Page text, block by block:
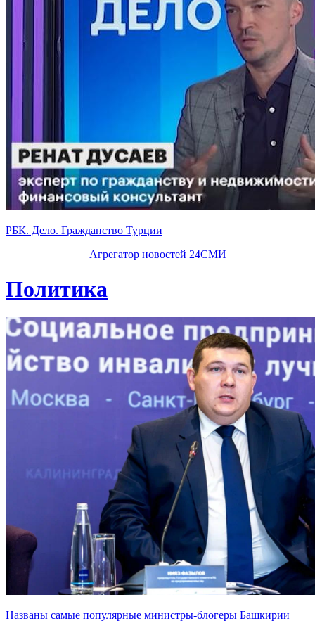
РБК. Дело. Гражданство Турции
Агрегатор новостей 24СМИ
Политика
Названы самые популярные министры-блогеры Башкирии